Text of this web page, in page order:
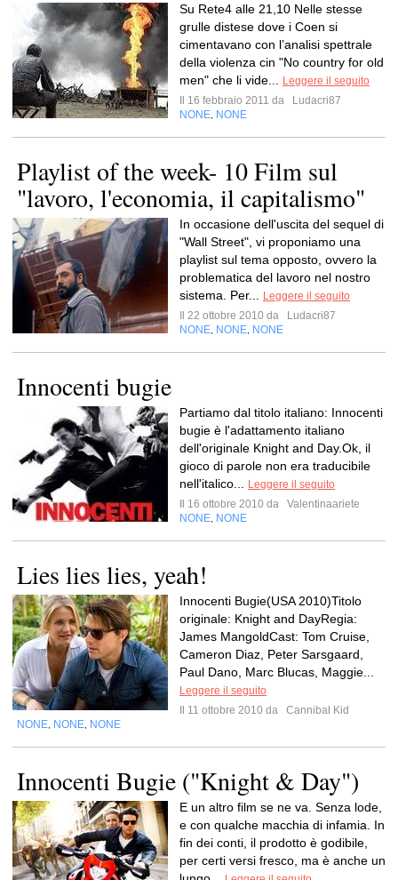
Su Rete4 alle 21,10 Nelle stesse
grulle distese dove i Coen si
cimentavano con l’analisi spettrale
della violenza cin "No country for old
men" che li vide...
Leggere il seguito
Il 16 febbraio 2011 da
Ludacri87
NONE NONE
Playlist of the week- 10 Film sul
"lavoro, l'economia, il capitalismo"
In occasione dell'uscita del sequel di
"Wall Street", vi proponiamo una
playlist sul tema opposto, ovvero la
problematica del lavoro nel nostro
sistema. Per...
Leggere il seguito
Il 22 ottobre 2010 da
Ludacri87
NONE NONE NONE
Innocenti bugie
Partiamo dal titolo italiano: Innocenti
bugie è l'adattamento italiano
dell'originale Knight and Day.Ok, il
gioco di parole non era traducibile
nell'italico...
Leggere il seguito
Il 16 ottobre 2010 da
Valentinaariete
NONE NONE
Lies lies lies, yeah!
Innocenti Bugie(USA 2010)Titolo
originale: Knight and DayRegia:
James MangoldCast: Tom Cruise,
Cameron Diaz, Peter Sarsgaard,
Paul Dano, Marc Blucas, Maggie...
Leggere il seguito
Il 11 ottobre 2010 da
Cannibal Kid
NONE NONE NONE
Innocenti Bugie ("Knight & Day")
E un altro film se ne va. Senza lode,
e con qualche macchia di infamia. In
fin dei conti, il prodotto è godibile,
per certi versi fresco, ma è anche un